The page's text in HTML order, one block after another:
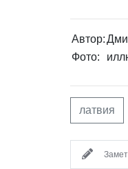
Автор:
Фото:
латвия